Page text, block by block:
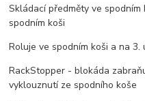
Skládací předměty ve
spodním koši
Roluje ve spodním koši a na 3.
RackStopper - blokáda
vyklouznutí ze spodního koše